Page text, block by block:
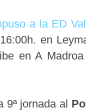
a la ED
en
en A
9ª jornada al